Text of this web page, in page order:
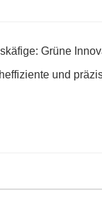
Grüne
und